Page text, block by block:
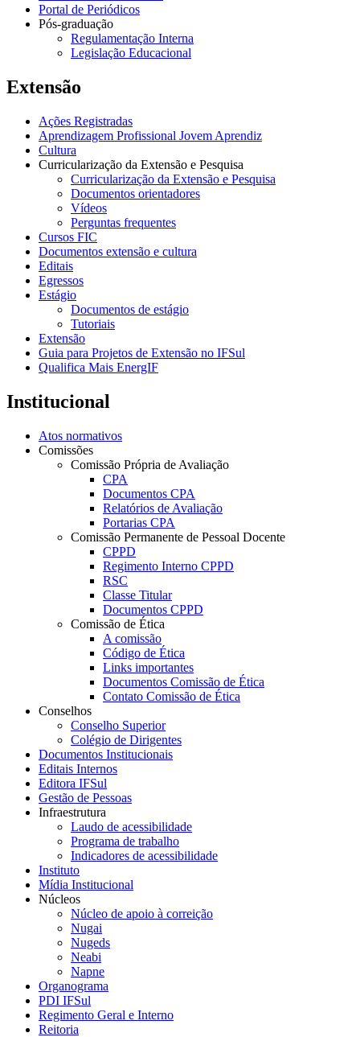
Portal de Periódicos
Pós-graduação
Regulamentação Interna
Legislação Educacional
Extensão
Ações Registradas
Aprendizagem Profissional Jovem Aprendiz
Cultura
Curricularização da Extensão e Pesquisa
Curricularização da Extensão e Pesquisa
Documentos orientadores
Vídeos
Perguntas frequentes
Cursos FIC
Documentos extensão e cultura
Editais
Egressos
Estágio
Documentos de estágio
Tutoriais
Extensão
Guia para Projetos de Extensão no IFSul
Qualifica Mais EnergIF
Institucional
Atos normativos
Comissões
Comissão Própria de Avaliação
CPA
Documentos CPA
Relatórios de Avaliação
Portarias CPA
Comissão Permanente de Pessoal Docente
CPPD
Regimento Interno CPPD
RSC
Classe Titular
Documentos CPPD
Comissão de Ética
A comissão
Código de Ética
Links importantes
Documentos Comissão de Ética
Contato Comissão de Ética
Conselhos
Conselho Superior
Colégio de Dirigentes
Documentos Institucionais
Editais Internos
Editora IFSul
Gestão de Pessoas
Infraestrutura
Laudo de acessibilidade
Programa de trabalho
Indicadores de acessibilidade
Instituto
Mídia Institucional
Núcleos
Núcleo de apoio à correição
Nugai
Nugeds
Neabi
Napne
Organograma
PDI IFSul
Regimento Geral e Interno
Reitoria